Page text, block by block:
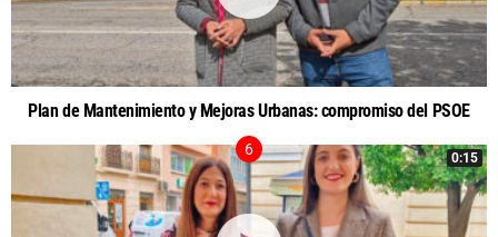
Plan de Mantenimiento y Mejoras Urbanas: compromiso del PSOE
0:15